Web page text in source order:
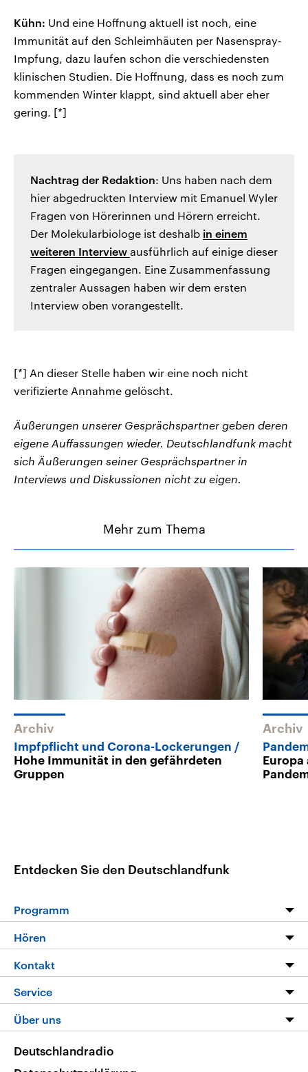
Kühn: Und eine Hoffnung aktuell ist noch, eine
Immunität auf den Schleimhäuten per Nasenspray-
Impfung, dazu laufen schon die verschiedensten
klinischen Studien. Die Hoffnung, dass es noch zum
kommenden Winter klappt, sind aktuell aber eher
gering. [*]
Nachtrag der Redaktion: Uns haben nach dem
hier abgedruckten Interview mit Emanuel Wyler
Fragen von Hörerinnen und Hörern erreicht.
Der Molekularbiologe ist deshalb in einem
weiteren Interview ausführlich auf einige dieser
Fragen eingegangen. Eine Zusammenfassung
zentraler Aussagen haben wir dem ersten
Interview oben vorangestellt.
[*] An dieser Stelle haben wir eine noch nicht
verifizierte Annahme gelöscht.
Äußerungen unserer Gesprächspartner geben deren
eigene Auffassungen wieder. Deutschlandfunk macht
sich Äußerungen seiner Gesprächspartner in
Interviews und Diskussionen nicht zu eigen.
Mehr zum Thema
Archiv
Impfpflicht und Corona-Lockerungen
Hohe Immunität in den gefährdeten
Gruppen
Archiv
Entdecken Sie den Deutschlandfunk
Programm
Die Nachrichten
Nachrichtenleicht
Neue Beiträge auf dlf.de
Hören
Livestream
Podcasts
Deutschlandfunk App
Nachrichten App
Kontakt
Hörerservice
Service
FAQ
Veranstaltungen
Über uns
Deutschlandradio